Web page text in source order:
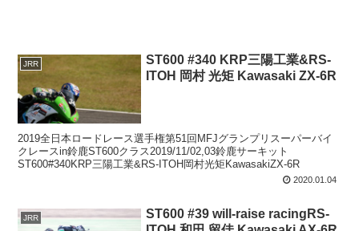
JRR
ST600 #340 KRP三陽工業&RS-
ITOH 岡村 光矩 Kawasaki ZX-6R
2019全日本ロードレース選手権第51回MFJグランプリスーパーバイ
クレースin鈴鹿ST600クラス2019/11/02,03鈴鹿サーキット
ST600#340KRP三陽工業&RS-ITOH岡村光矩KawasakiZX-6R
2020.01.04
JRR
ST600 #39 will-raise racingRS-